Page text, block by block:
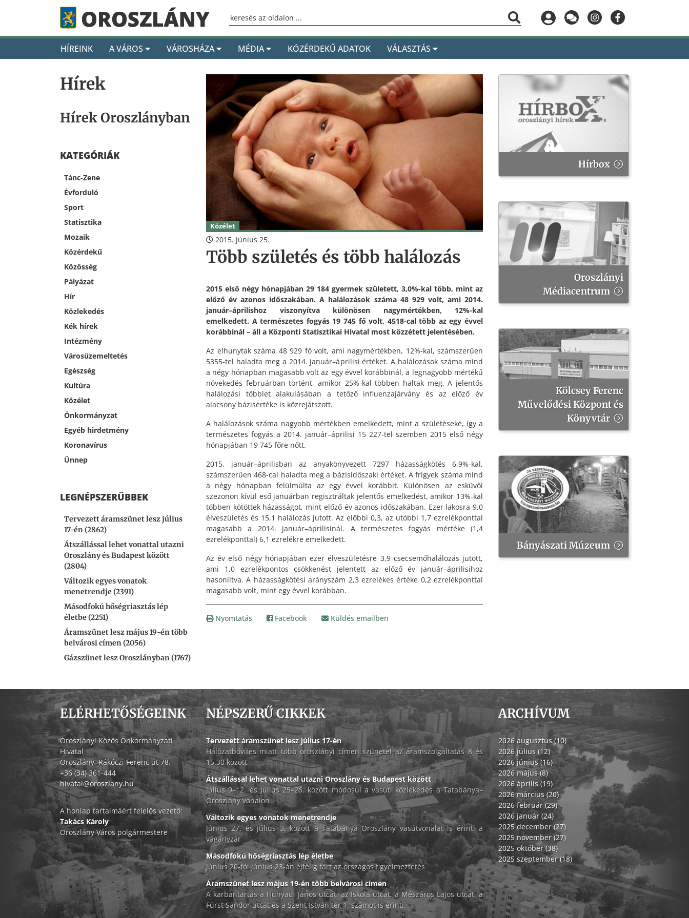
HÍREINK A VÁROS VÁROSHÁZA MÉDIA KÖZÉRDEKŰ ADATOK VÁLASZTÁS
Hírek
Hírek Oroszlányban
KATEGÓRIÁK
Tánc-Zene
Évforduló
Sport
Statisztika
Mozaik
Közérdekű
Közösség
Pályázat
Hír
Közlekedés
Kék hírek
Intézmény
Városüzemeltetés
Egészség
Kultúra
Közélet
Önkormányzat
Egyéb hirdetmény
Koronavírus
Ünnep
LEGNÉPSZERŰBBEK
Tervezett áramszünet lesz július
17-én (2862)
Átszállással lehet vonattal utazni
Oroszlány és Budapest között
(2804)
Változik egyes vonatok
menetrendje (2391)
Másodfokú hőségriasztás lép
életbe (2251)
Áramszünet lesz május 19-én több
belvárosi címen (2056)
Gázszünet lesz Oroszlányban (1767)
Közélet
2015. június 25.
Több születés és több halálozás
2015 első négy hónapjában 29 184 gyermek született, 3,0%-kal több, mint az
előző év azonos időszakában. A halálozások száma 48 929 volt, ami 2014.
január–áprilishoz viszonyítva különösen nagymértékben, 12%-kal
emelkedett. A természetes fogyás 19 745 fő volt, 4518-cal több az egy évvel
korábbinál – áll a Központi Statisztikai Hivatal most közzétett jelentésében.
Az elhunytak száma 48 929 fő volt, ami nagymértékben, 12%-kal, számszerűen
5355-tel haladta meg a 2014. január–áprilisi értéket. A halálozások száma mind
a négy hónapban magasabb volt az egy évvel korábbinál, a legnagyobb mértékű
növekedés februárban történt, amikor 25%-kal többen haltak meg. A jelentős
halálozási többlet alakulásában a tetőző influenzajárvány és az előző év
alacsony bázisértéke is közrejátszott.
A halálozások száma nagyobb mértékben emelkedett, mint a születéseké, így a
természetes fogyás a 2014. január–áprilisi 15 227-tel szemben 2015 első négy
hónapjában 19 745 főre nőtt.
2015. január–áprilisban az anyakönyvezett 7297 házasságkötés 6,9%-kal,
számszerűen 468-cal haladta meg a bázisidőszaki értéket. A frigyek száma mind
a négy hónapban felülmúlta az egy évvel korábbit. Különösen az esküvői
szezonon kívül eső januárban regisztráltak jelentős emelkedést, amikor 13%-kal
többen kötöttek házasságot, mint előző év azonos időszakában. Ezer lakosra 9,0
élveszületés és 15,1 halálozás jutott. Az előbbi 0,3, az utóbbi 1,7 ezrelékponttal
magasabb a 2014. január–áprilisinál. A természetes fogyás mértéke (1,4
ezrelékponttal) 6,1 ezrelékre emelkedett.
Az év első négy hónapjában ezer élveszületésre 3,9 csecsemőhalálozás jutott,
ami 1,0 ezrelékpontos csökkenést jelentett az előző év január–áprilisihoz
hasonlítva. A házasságkötési arányszám 2,3 ezrelékes értéke 0,2 ezrelékponttal
magasabb volt, mint egy évvel korábban.
Nyomtatás Facebook Küldés emailben
Hírbox
Oroszlányi
Médiacentrum
Kölcsey Ferenc
Művelődési Központ és
Könyvtár
Bányászati Múzeum
ELÉRHETŐSÉGEINK
Oroszlányi Közös Önkormányzati
Hivatal
Oroszlány, Rákóczi Ferenc út 78.
+36 (34) 361-444
hivatal@oroszlany.hu
A honlap tartalmáért felelős vezető:
Takács Károly
Oroszlány Város polgármestere
NÉPSZERŰ CIKKEK
Tervezett áramszünet lesz július 17-én
Hálózatbővítés miatt több oroszlányi címen szünetel az áramszolgáltatás 8 és
15.30 között
Átszállással lehet vonattal utazni Oroszlány és Budapest között
Július 9–12. és július 25–26. között módosul a vasúti közlekedés a Tatabánya–
Oroszlány vonalon
Változik egyes vonatok menetrendje
Június 27. és július 3. között a Tatabánya–Oroszlány vasútvonalat is érinti a
vágányzár
Másodfokú hőségriasztás lép életbe
Június 20-tól június 23-án éjfélig tart az országos figyelmeztetés
Áramszünet lesz május 19-én több belvárosi címen
A karbantartás a Hunyadi János utcát, az Iskola utcát, a Mészáros Lajos utcát, a
Fürst Sándor utcát és a Szent István tér 1. számot is érinti.
ARCHÍVUM
2026 augusztus (10)
2026 július (12)
2026 június (16)
2026 május (8)
2026 április (19)
2026 március (20)
2026 február (29)
2026 január (24)
2025 december (27)
2025 november (27)
2025 október (38)
2025 szeptember (18)